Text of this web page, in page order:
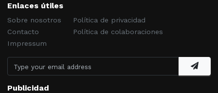
Enlaces útiles
Sobre nosotros
Contacto
Impressum
Política de privacidad
Política de colaboraciones
Publicidad